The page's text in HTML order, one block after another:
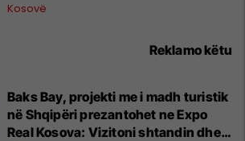
Kosovë
Reklamo këtu
Baks Bay, projekti me i madh turistik
në Shqipëri prezantohet ne Expo
Real Kosova: Vizitoni shtandin dhe